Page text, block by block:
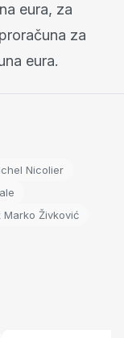
eura, za
za
eura.
Nicolier
Živković